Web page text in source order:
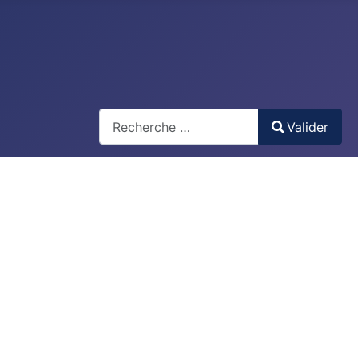
Type 2 or more characters for results.
Valider